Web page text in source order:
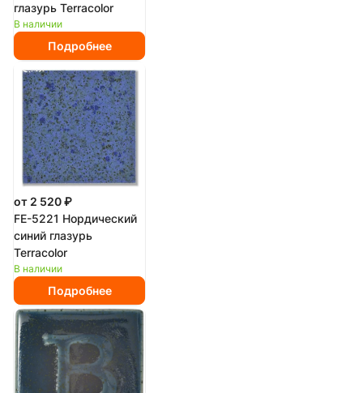
глазурь Terracolor
В наличии
Подробнее
от 2 520 ₽
FE-5221 Нордический
синий глазурь
Terracolor
В наличии
Подробнее